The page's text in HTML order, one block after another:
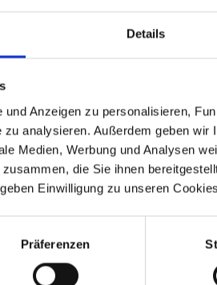
Details
Anzeigen zu personalisieren,
analysieren. Außerdem geben
Medien, Werbung und Analysen
die Sie ihnen
Einwilligung zu unseren
Präferenzen